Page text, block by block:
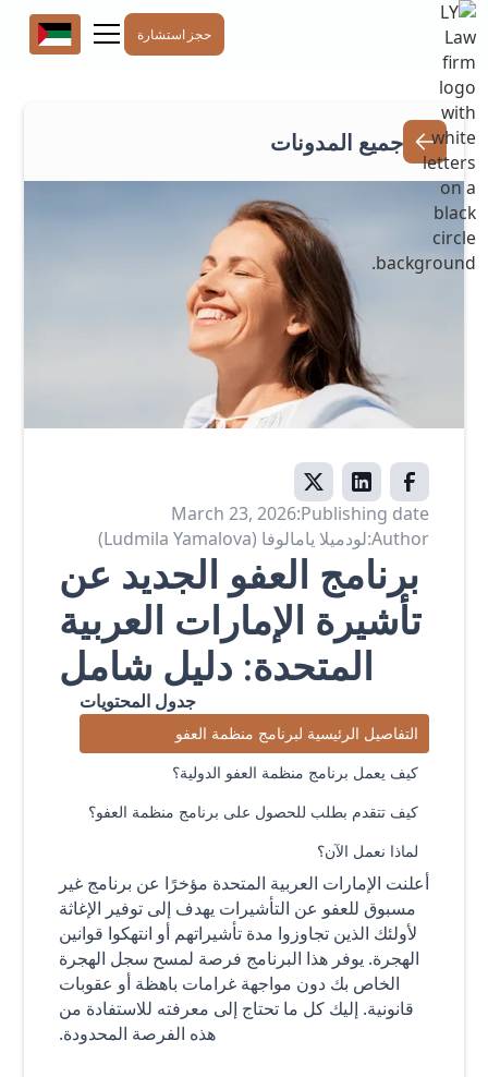
حجز استشارة
جميع المدونات
Publishing date:
March 23, 2026
Author: لودميلا يامالوفا (Ludmila Yamalova)
برنامج العفو الجديد عن
تأشيرة الإمارات العربية
المتحدة: دليل شامل
جدول المحتويات
التفاصيل الرئيسية لبرنامج منظمة العفو
كيف يعمل برنامج منظمة العفو الدولية؟
كيف تتقدم بطلب للحصول على برنامج منظمة العفو؟
لماذا نعمل الآن؟
أعلنت الإمارات العربية المتحدة مؤخرًا عن برنامج غير
مسبوق للعفو عن التأشيرات يهدف إلى توفير الإغاثة
لأولئك الذين تجاوزوا مدة تأشيراتهم أو انتهكوا قوانين
الهجرة. يوفر هذا البرنامج فرصة لمسح سجل الهجرة
الخاص بك دون مواجهة غرامات باهظة أو عقوبات
قانونية. إليك كل ما تحتاج إلى معرفته للاستفادة من
هذه الفرصة المحدودة.